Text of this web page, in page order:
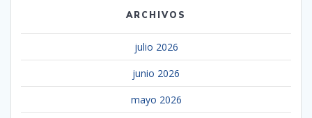
ARCHIVOS
julio 2026
junio 2026
mayo 2026